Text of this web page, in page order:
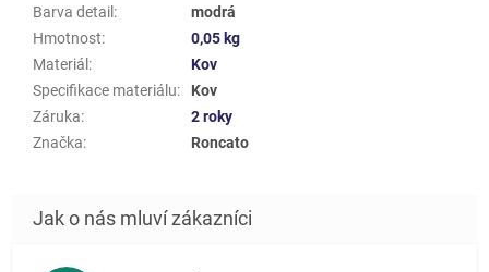
Barva detail :
modrá
Hmotnost:
0,05 kg
Materiál :
Kov
Specifikace materiálu:
Kov
Záruka:
2 roky
Značka: Roncato